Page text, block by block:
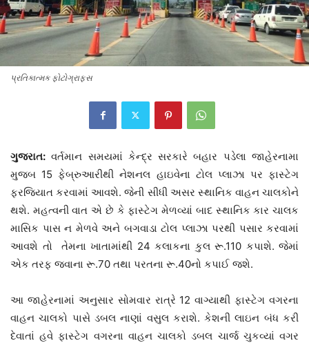
પ્રતિકાત્મક ફોટોગ્રાફ્સ
ગુજરાત: વર્તમાન સમયમાં કેન્દ્ર સરકારે બહાર પડેલા જાહેરનામા
મુજબ 15 ફેબ્રુઆરીથી નેશનલ હાઇવેના ટોલ પ્લાઝા પર ફાસ્ટેગ
ફરજિયાત કરવામાં આવશે. જેની સીધી અસર સ્થાનિક વાહન ચાલકોને
થશે. મહત્વની વાત એ છે કે ફાસ્ટેગ મેળવ્યાં બાદ સ્થાનિક કાર ચાલક
માસિક પાસ ન મેળવે અને બગવાડા ટોલ પ્લાઝા પરથી પસાર કરવામાં
આવશે તો તેમના ખાતામાંથી 24 કલાકના કુલ રૂ.110 કપાશે. જેમાં
એક તરફ જવાના રૂ.70 તથા પરતના રૂ.40નો કપાઈ જશે.
આ જાહેરનામાં અનુસાર સોમવાર રાત્રે 12 વાગ્યાથી ફાસ્ટેગ વગરના
વાહન ચાલકો પાસે ડબલ નાણાં વસુલ કરાશે. કેશની લાઇન બંધ કરી
દેવાતાં હવે ફાસ્ટેગ વગરના વાહન ચાલકો ડબલ ચાર્જ ચુકવ્યાં વગર